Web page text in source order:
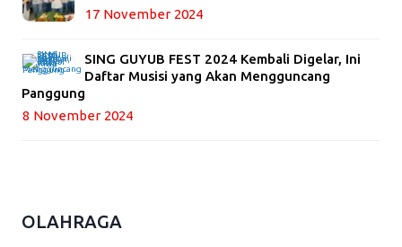
17 November 2024
SING GUYUB FEST 2024 Kembali Digelar, Ini
Daftar Musisi yang Akan Mengguncang
Panggung
8 November 2024
OLAHRAGA